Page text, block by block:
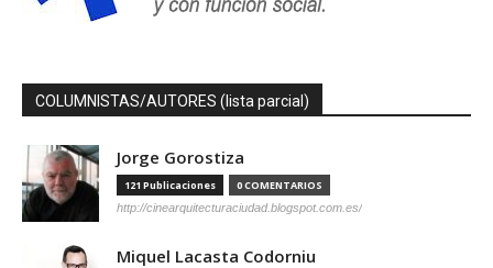
COLUMNISTAS/AUTORES (lista parcial)
Jorge Gorostiza
121 Publicaciones 0 COMENTARIOS
http://cinearquitecturaciudad.blogspot.com.es/
Miquel Lacasta Codorniu